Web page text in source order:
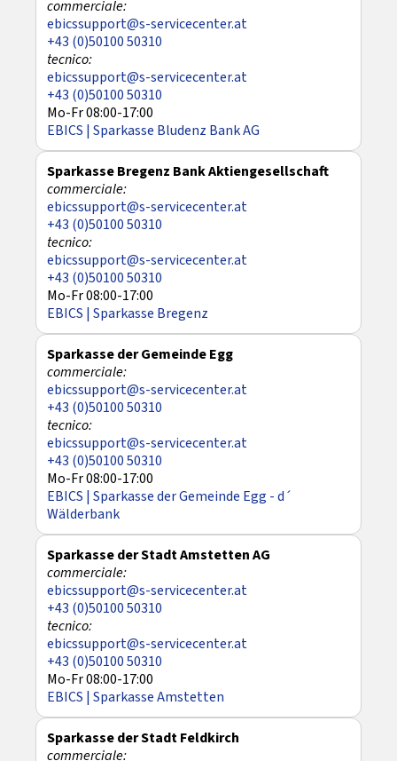
ebicssupport@s-servicecenter.at
+43 (0)50100 50310
ebicssupport@s-servicecenter.at
+43 (0)50100 50310
Mo-Fr 08:00-17:00
EBICS | Sparkasse Bludenz Bank AG
Sparkasse Bregenz Bank Aktiengesellschaft
ebicssupport@s-servicecenter.at
+43 (0)50100 50310
ebicssupport@s-servicecenter.at
+43 (0)50100 50310
Mo-Fr 08:00-17:00
EBICS | Sparkasse Bregenz
Sparkasse der Gemeinde Egg
ebicssupport@s-servicecenter.at
+43 (0)50100 50310
ebicssupport@s-servicecenter.at
+43 (0)50100 50310
Mo-Fr 08:00-17:00
EBICS | Sparkasse der Gemeinde Egg - d´
Wälderbank
Sparkasse der Stadt Amstetten AG
ebicssupport@s-servicecenter.at
+43 (0)50100 50310
ebicssupport@s-servicecenter.at
+43 (0)50100 50310
Mo-Fr 08:00-17:00
EBICS | Sparkasse Amstetten
Sparkasse der Stadt Feldkirch